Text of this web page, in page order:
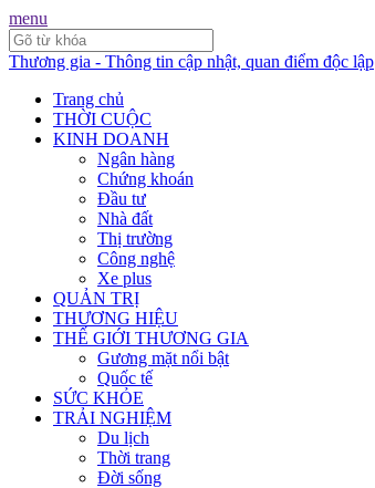
menu
Thương gia - Thông tin cập nhật, quan điểm độc lập
Trang chủ
THỜI CUỘC
KINH DOANH
Ngân hàng
Chứng khoán
Đầu tư
Nhà đất
Thị trường
Công nghệ
Xe plus
QUẢN TRỊ
THƯƠNG HIỆU
THẾ GIỚI THƯƠNG GIA
Gương mặt nổi bật
Quốc tế
SỨC KHỎE
TRẢI NGHIỆM
Du lịch
Thời trang
Đời sống